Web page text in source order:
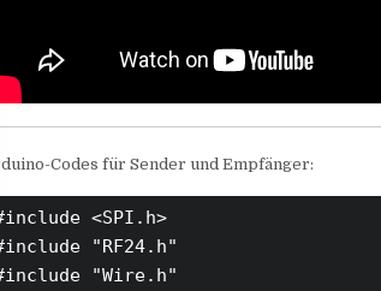
Codes für Sender und Empfänger:
<SPI.h>
"RF24.h"
"Wire.h"